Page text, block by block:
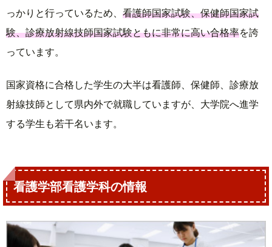
っかりと行っているため、 看護師国家試験、保健師国家試
験、診療放射線技師国家試験ともに非常に高い合格率を誇
っています。
国家資格に合格した学生の大半は看護師、保健師、診療放
射線技師として県内外で就職していますが、大学院へ進学
する学生も若干名います。
看護学部看護学科の情報